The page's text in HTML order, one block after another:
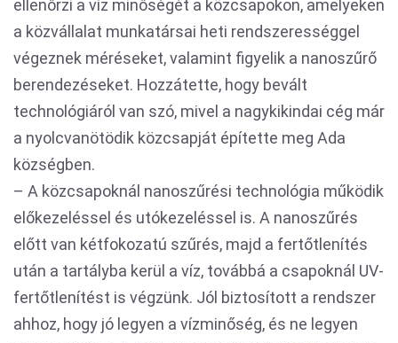
ellenőrzi a víz minőségét a közcsapokon, amelyeken
a közvállalat munkatársai heti rendszerességgel
végeznek méréseket, valamint figyelik a nanoszűrő
berendezéseket. Hozzátette, hogy bevált
technológiáról van szó, mivel a nagykikindai cég már
a nyolcvanötödik közcsapját építette meg Ada
községben.
– A közcsapoknál nanoszűrési technológia működik
előkezeléssel és utókezeléssel is. A nanoszűrés
előtt van kétfokozatú szűrés, majd a fertőtlenítés
után a tartályba kerül a víz, továbbá a csapoknál UV-
fertőtlenítést is végzünk. Jól biztosított a rendszer
ahhoz, hogy jó legyen a vízminőség, és ne legyen